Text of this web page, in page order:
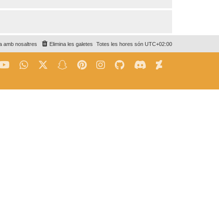
Totes les hores són UTC+02:00
Elimina les galetes
amb nosaltres